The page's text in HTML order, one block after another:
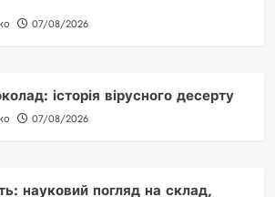
07/08/2026
історія вірусного десерту
07/08/2026
науковий погляд на склад,